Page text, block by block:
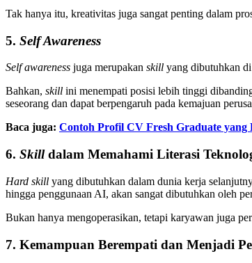
Tak hanya itu, kreativitas juga sangat penting dalam
5. Self Awareness
Self awareness juga merupakan skill yang dibutuhkan di
Bahkan, skill ini menempati posisi lebih tinggi
seseorang dan dapat berpengaruh pada kemajuan
Baca juga: Contoh Profil CV Fresh Graduate
6. Skilldalam Memahami Literasi
Hard skill yang dibutuhkan dalam dunia kerja
hingga penggunaan AI, akan sangat dibutuhkan oleh
Bukan hanya mengoperasikan, tetapi karyawan juga
7. Kemampuan Berempati dan Menjadi